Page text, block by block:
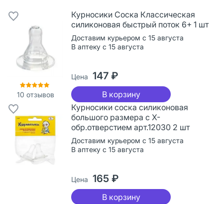
10 отзывов
Курносики Соска Классическая
силиконовая быстрый поток 6+ 1 шт
Доставим курьером с 15 августа
В аптеку с 15 августа
Цена 147 ₽
В корзину
Курносики соска силиконовая
большого размера с Х-
обр.отверстием арт.12030 2 шт
Доставим курьером с 15 августа
В аптеку с 15 августа
Цена 165 ₽
В корзину